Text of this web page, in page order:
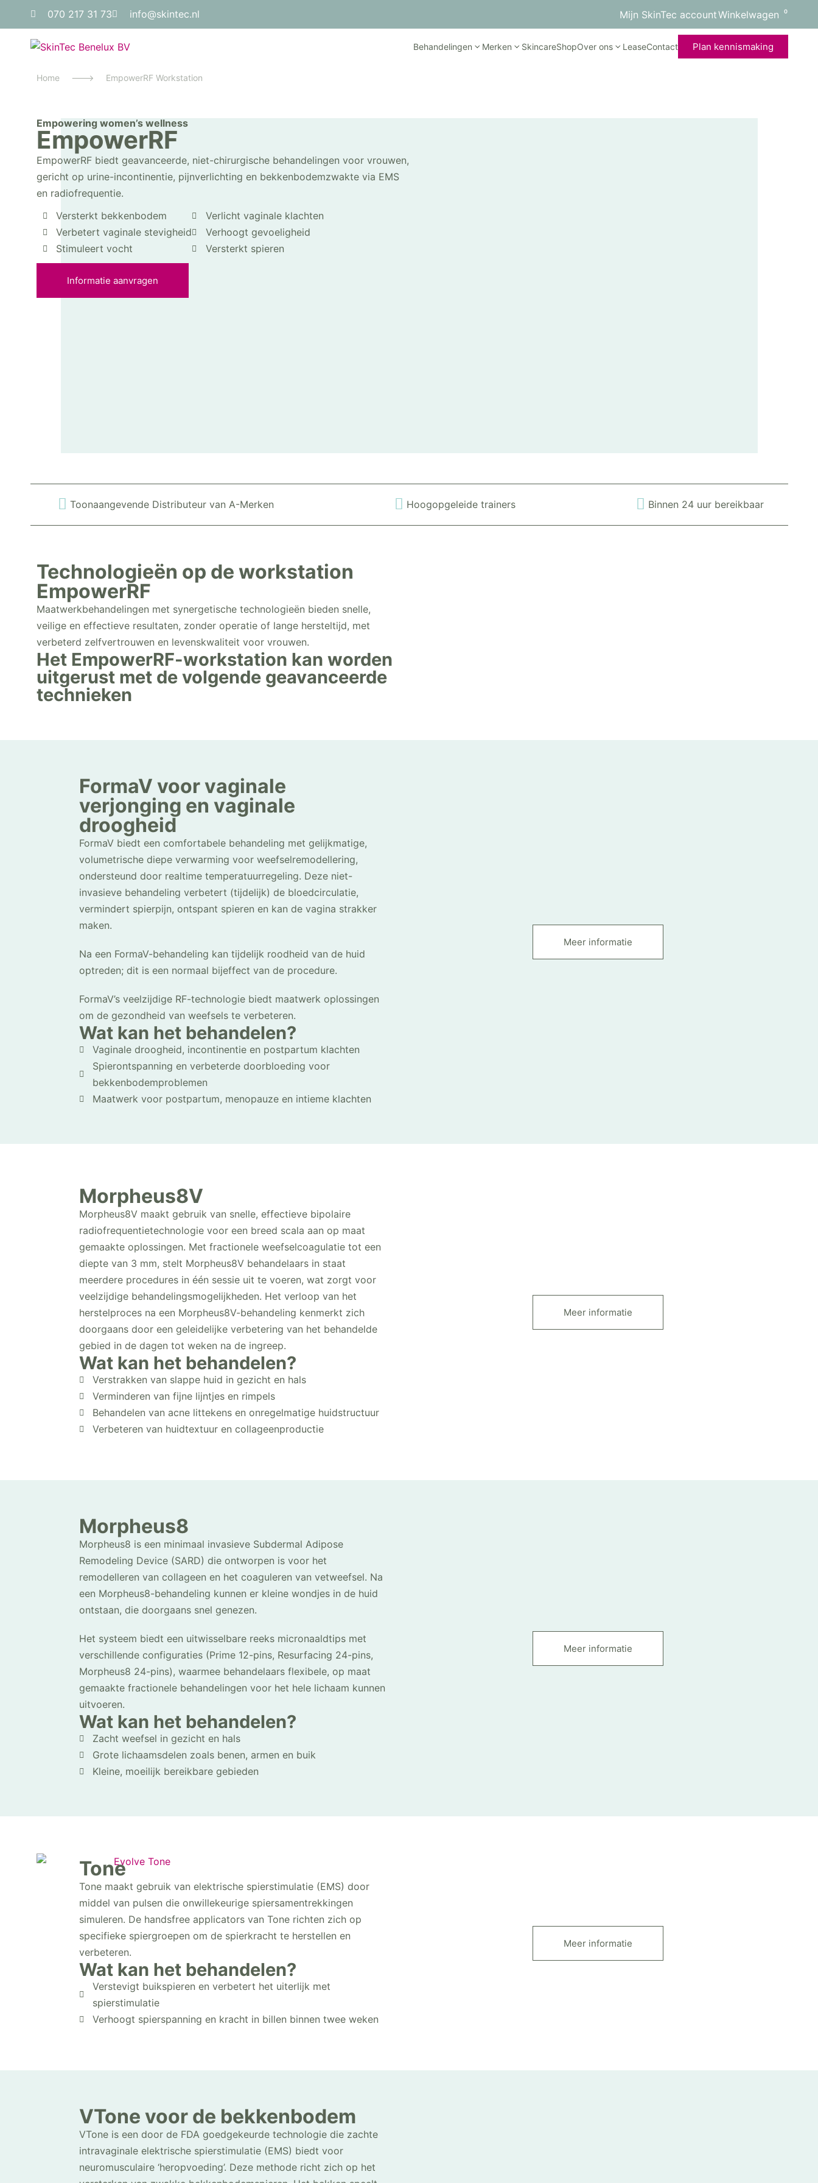
070 217 31 73 info@skintec.nl Mijn SkinTec accountWinkelwagen 0
Behandelingen Merken SkincareShopOver ons LeaseContact Plan kennismaking
Home ---> EmpowerRF Workstation
Empowering women’s wellness
EmpowerRF
EmpowerRF biedt geavanceerde, niet-chirurgische behandelingen voor vrouwen,
gericht op urine-incontinentie, pijnverlichting en bekkenbodemzwakte via EMS
en radiofrequentie.
Versterkt bekkenbodem
Verbetert vaginale stevigheid
Stimuleert vocht
Verlicht vaginale klachten
Verhoogt gevoeligheid
Versterkt spieren
Informatie aanvragen
Toonaangevende Distributeur van A-Merken Hoogopgeleide trainers Binnen 24 uur bereikbaar
Technologieën op de workstation
EmpowerRF
Maatwerkbehandelingen met synergetische technologieën bieden snelle,
veilige en effectieve resultaten, zonder operatie of lange hersteltijd, met
verbeterd zelfvertrouwen en levenskwaliteit voor vrouwen.
Het EmpowerRF-workstation kan worden
uitgerust met de volgende geavanceerde
technieken
FormaV voor vaginale
verjonging en vaginale
droogheid
FormaV biedt een comfortabele behandeling met gelijkmatige,
volumetrische diepe verwarming voor weefselremodellering,
ondersteund door realtime temperatuurregeling. Deze niet-
invasieve behandeling verbetert (tijdelijk) de bloedcirculatie,
vermindert spierpijn, ontspant spieren en kan de vagina strakker
maken.
Na een FormaV-behandeling kan tijdelijk roodheid van de huid
optreden; dit is een normaal bijeffect van de procedure.
FormaV’s veelzijdige RF-technologie biedt maatwerk oplossingen
om de gezondheid van weefsels te verbeteren.
Wat kan het behandelen?
Vaginale droogheid, incontinentie en postpartum klachten
Spierontspanning en verbeterde doorbloeding voor
bekkenbodemproblemen
Maatwerk voor postpartum, menopauze en intieme klachten
Meer informatie
Morpheus8V
Morpheus8V maakt gebruik van snelle, effectieve bipolaire
radiofrequentietechnologie voor een breed scala aan op maat
gemaakte oplossingen. Met fractionele weefselcoagulatie tot een
diepte van 3 mm, stelt Morpheus8V behandelaars in staat
meerdere procedures in één sessie uit te voeren, wat zorgt voor
veelzijdige behandelingsmogelijkheden. Het verloop van het
herstelproces na een Morpheus8V-behandeling kenmerkt zich
doorgaans door een geleidelijke verbetering van het behandelde
gebied in de dagen tot weken na de ingreep.
Wat kan het behandelen?
Verstrakken van slappe huid in gezicht en hals
Verminderen van fijne lijntjes en rimpels
Behandelen van acne littekens en onregelmatige huidstructuur
Verbeteren van huidtextuur en collageenproductie
Meer informatie
Morpheus8
Morpheus8 is een minimaal invasieve Subdermal Adipose
Remodeling Device (SARD) die ontworpen is voor het
remodelleren van collageen en het coaguleren van vetweefsel. Na
een Morpheus8-behandeling kunnen er kleine wondjes in de huid
ontstaan, die doorgaans snel genezen.
Het systeem biedt een uitwisselbare reeks micronaaldtips met
verschillende configuraties (Prime 12-pins, Resurfacing 24-pins,
Morpheus8 24-pins), waarmee behandelaars flexibele, op maat
gemaakte fractionele behandelingen voor het hele lichaam kunnen
uitvoeren.
Wat kan het behandelen?
Zacht weefsel in gezicht en hals
Grote lichaamsdelen zoals benen, armen en buik
Kleine, moeilijk bereikbare gebieden
Meer informatie
Tone
Tone maakt gebruik van elektrische spierstimulatie (EMS) door
middel van pulsen die onwillekeurige spiersamentrekkingen
simuleren. De handsfree applicators van Tone richten zich op
specifieke spiergroepen om de spierkracht te herstellen en
verbeteren.
Wat kan het behandelen?
Verstevigt buikspieren en verbetert het uiterlijk met
spierstimulatie
Verhoogt spierspanning en kracht in billen binnen twee weken
Meer informatie
VTone voor de bekkenbodem
VTone is een door de FDA goedgekeurde technologie die zachte
intravaginale elektrische spierstimulatie (EMS) biedt voor
neuromusculaire ‘heropvoeding’. Deze methode richt zich op het